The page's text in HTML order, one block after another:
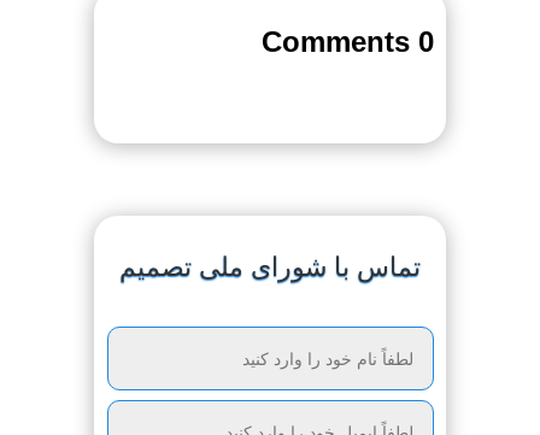
0 Comments
تماس با شورای ملی تصمیم